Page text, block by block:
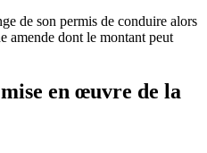
de son permis de conduire alors
amende dont le montant peut
en œuvre de la